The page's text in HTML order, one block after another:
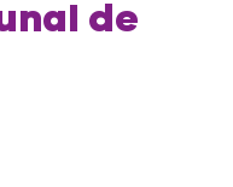
de